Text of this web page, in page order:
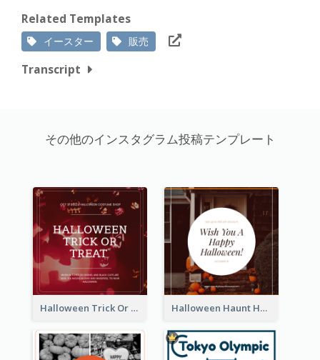
Related Templates
イースター 販売
Transcript
その他のインスタグラム投稿テンプレート
Halloween Trick Or Treat Instagram Post Halloween Haunt House Instagram Post